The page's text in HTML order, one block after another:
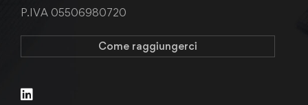
P.IVA 05506980720
Come raggiungerci